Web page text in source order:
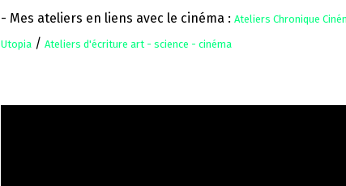
- Mes ateliers en liens avec le cinéma :Ateliers Chronique
Utopia / Ateliers d'écriture art - science - cinéma